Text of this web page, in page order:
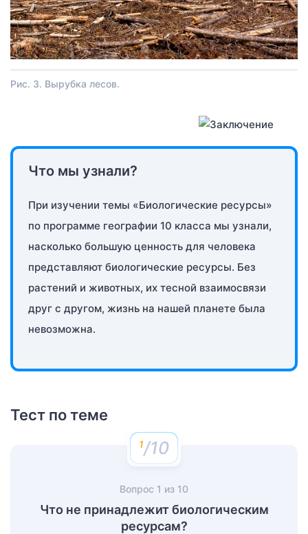
Рис. 3. Вырубка лесов.
Что мы узнали?
При изучении темы «Биологические ресурсы»
по программе географии 10 класса мы узнали,
насколько большую ценность для человека
представляют биологические ресурсы. Без
растений и животных, их тесной взаимосвязи
друг с другом, жизнь на нашей планете была
невозможна.
Тест по теме
/10
Вопрос 1 из 10
Что не принадлежит биологическим
ресурсам?